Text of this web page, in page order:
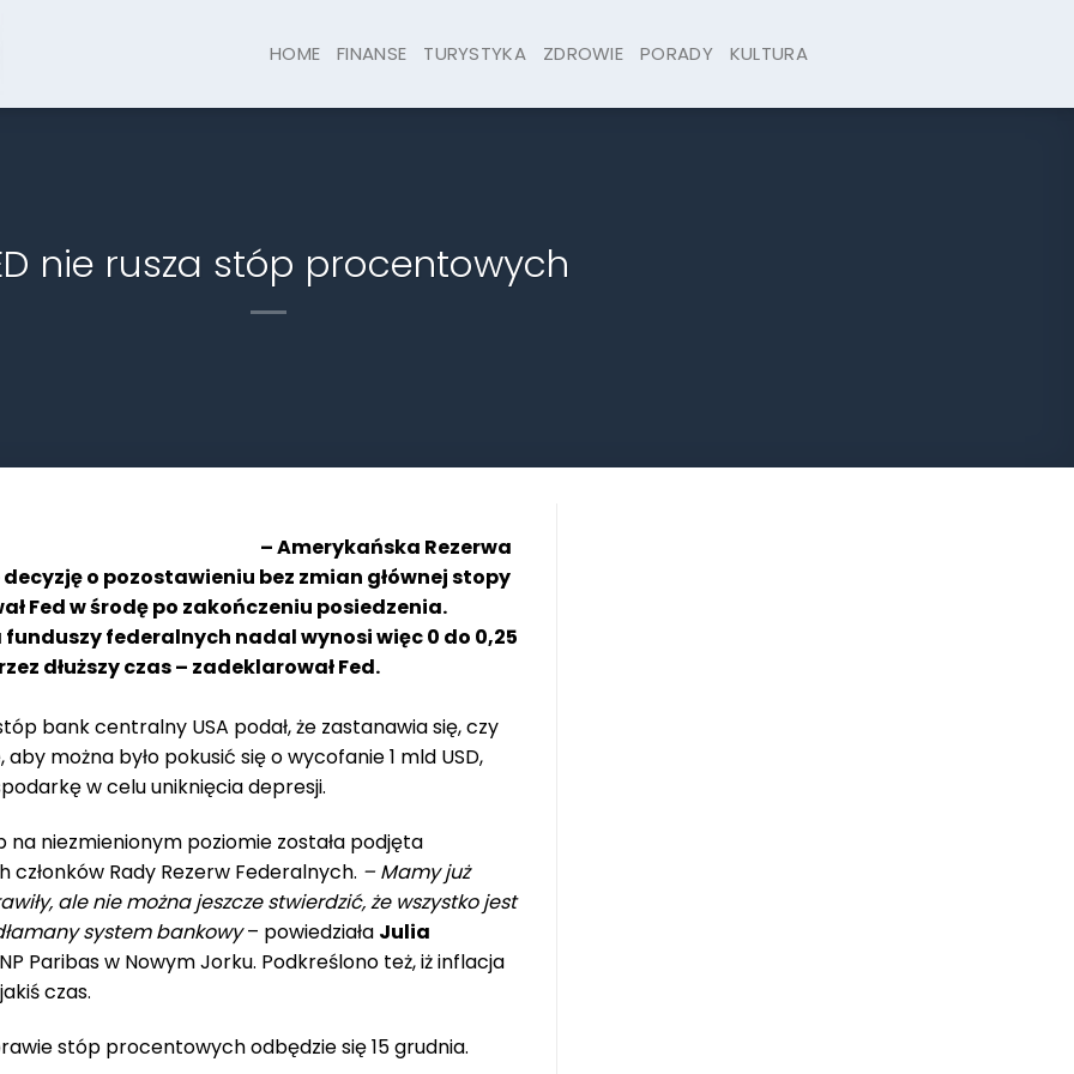
HOME FINANSE TURYSTYKA ZDROWIE PORADY KULTURA
nie rusza stóp procentowych
– Amerykańska Rezerwa
o pozostawieniu bez zmian głównej stopy
Fed w środę po zakończeniu posiedzenia.
federalnych nadal wynosi więc 0 do 0,25
dłuższy czas – zadeklarował Fed.
bank centralny USA podał, że zastanawia się, czy
można było pokusić się o wycofanie 1 mld USD,
w celu uniknięcia depresji.
na niezmienionym poziomie została podjęta
członków Rady Rezerw Federalnych. – Mamy już
ale nie można jeszcze stwierdzić, że wszystko jest
system bankowy– powiedziała Julia
Paribas w Nowym Jorku. Podkreślono też, iż inflacja
czas.
stóp procentowych odbędzie się 15 grudnia.